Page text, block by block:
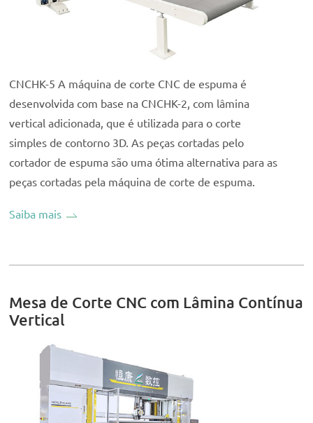
CNCHK-5 A máquina de corte CNC de espuma é
desenvolvida com base na CNCHK-2, com lâmina
vertical adicionada, que é utilizada para o corte
simples de contorno 3D. As peças cortadas pelo
cortador de espuma são uma ótima alternativa para as
peças cortadas pela máquina de corte de espuma.
Saiba mais
Mesa de Corte CNC com Lâmina Contínua
Vertical